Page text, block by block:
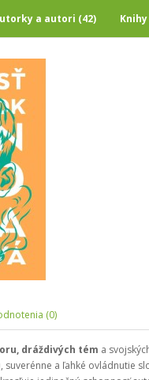
a autori (42)
(0)
dráždivých tém a
a ľahké ovládnutie